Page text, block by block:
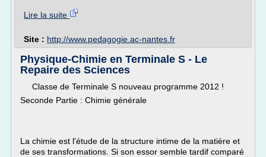
Lire la suite
Site : http://www.pedagogie.ac-nantes.fr
Physique-Chimie en Terminale S - Le
Repaire des Sciences
Classe de Terminale S nouveau programme 2012 !
Seconde Partie : Chimie générale
La chimie est l'étude de la structure intime de la matière et
de ses transformations. Si son essor semble tardif comparé